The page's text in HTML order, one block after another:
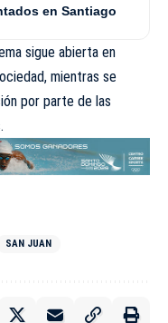
en Santiago
sigue abierta en
mientras se
por parte de las
SAN JUAN